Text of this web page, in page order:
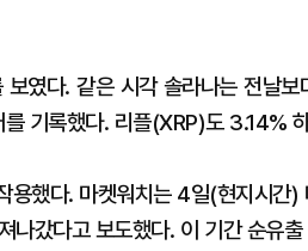
보였다. 같은 시각 솔라나는 전날
기록했다. 리플(XRP)도 3.14%
용했다. 마켓워치는 4일(현지시간
나갔다고 보도했다. 이 기간 순